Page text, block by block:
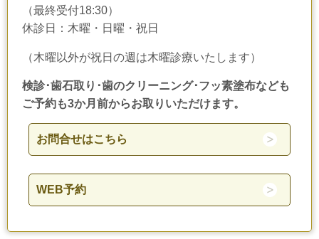
（最終受付18:30）
休診日：木曜・日曜・祝日
（木曜以外が祝日の週は木曜診療いたします）
検診･歯石取り･歯のクリーニング･フッ素塗布なども
ご予約も3か月前からお取りいただけます。
お問合せはこちら
WEB予約